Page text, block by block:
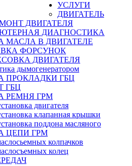
УСЛУГИ
ДВИГАТЕЛЬ
ДВИГАТЕЛЯ
ДИАГНОСТИКА
МАСЛА В ДВИГАТЕЛЕ
ФОРСУНОК
ДВИГАТЕЛЯ
дымогенератором
ПРОКЛАДКИ ГБЦ
ГБЦ
РЕМНЯ ГРМ
двигателя
клапанная крышки
поддона масляного
ЦЕПИ ГРМ
колпачков
колец